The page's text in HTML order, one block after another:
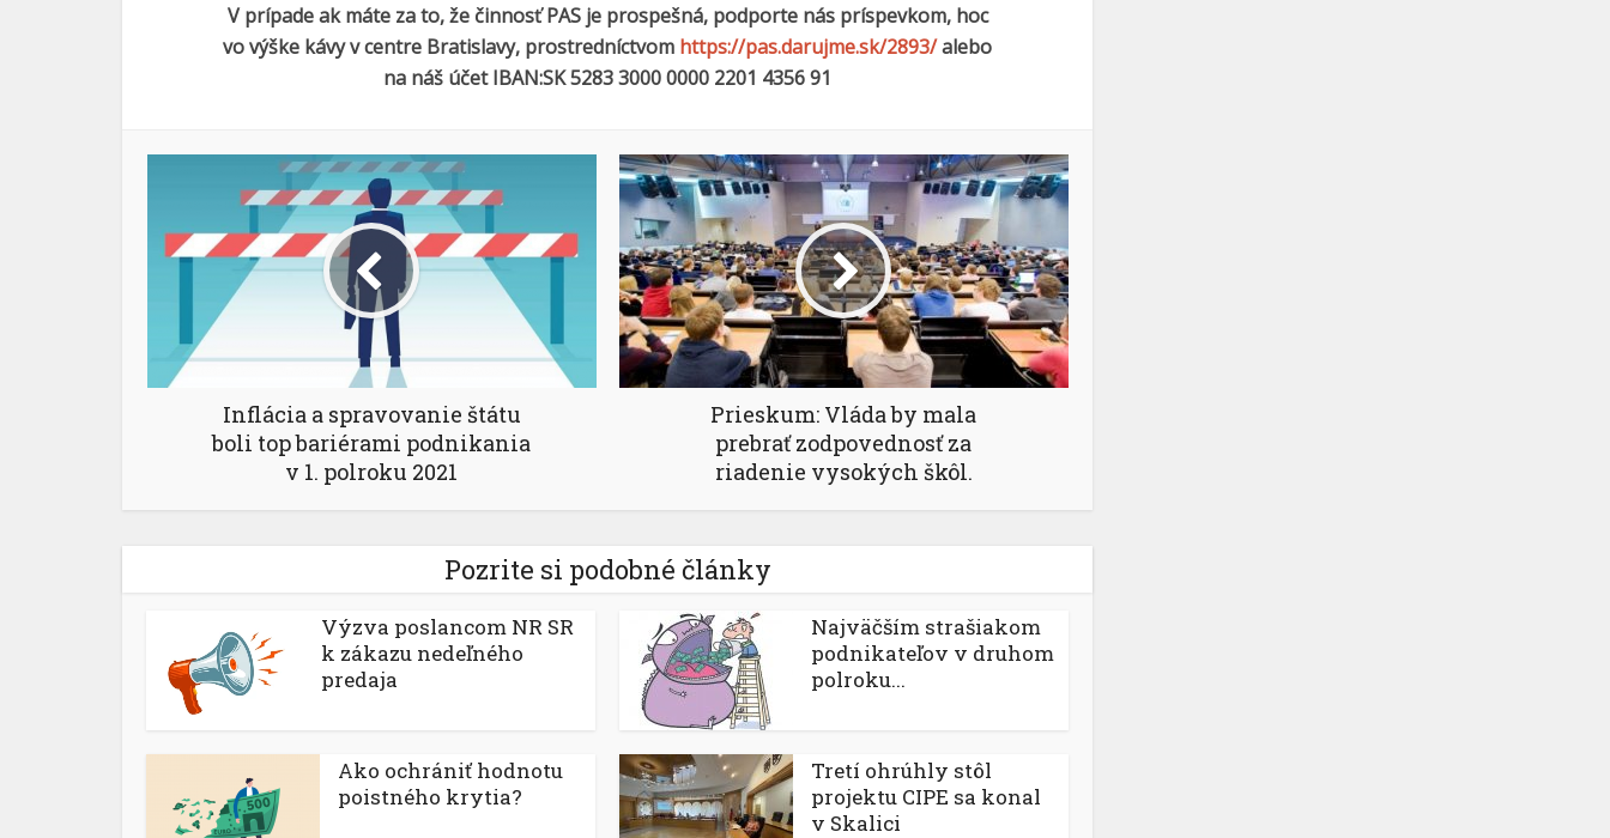
V prípade ak máte za to, že činnosť PAS je prospešná, podporte nás príspevkom, hoc
vo výške kávy v centre Bratislavy, prostredníctvom https://pas.darujme.sk/2893/alebo
na náš účet IBAN:SK 5283 3000 0000 2201 4356 91
Inflácia a spravovanie štátu
boli top bariérami podnikania
v 1. polroku 2021
Prieskum: Vláda by mala
prebrať zodpovednosť za
riadenie vysokých škôl.
Pozrite si podobné články
Výzva poslancom NR SR
k zákazu nedeľného
predaja
Najväčším strašiakom
podnikateľov v druhom
polroku...
Ako ochrániť hodnotu
poistného krytia?
Tretí ohrúhly stôl
projektu CIPE sa konal
v Skalici